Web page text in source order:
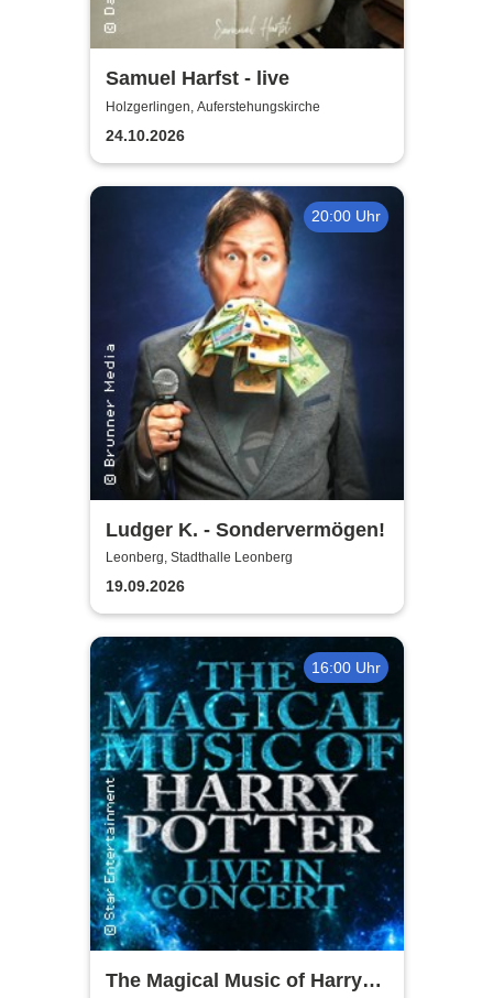
Samuel Harfst - live
Holzgerlingen, Auferstehungskirche
24.10.2026
20:00 Uhr
Ludger K. - Sondervermögen!
Leonberg, Stadthalle Leonberg
19.09.2026
16:00 Uhr
The Magical Music of Harry